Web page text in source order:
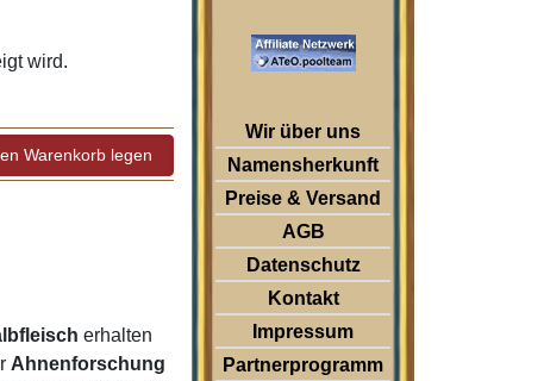
wird.
erhalten
Ahnenforschung
Wir über uns
Namensherkunft
Preise & Versand
AGB
Datenschutz
Kontakt
Impressum
Partnerprogramm